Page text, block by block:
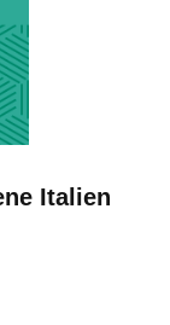
Italien